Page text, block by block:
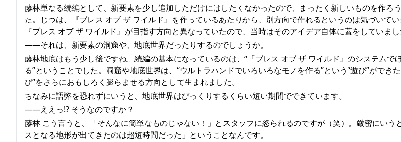
藤林単なる続編として、新要素を少し追加しただけにはしたくなかったので、まったく新しいものを作ろ
た。じつは、『ブレス オブ ザ ワイルド』を作っているあたりから、別方向で作れるというのは気づいて
『ブレス オブ ザ ワイルド』が目指す方向と異なっていたので、当時はそのアイデア自体に蓋をしていまし
――それは、新要素の洞窟や、地底世界だったりするのでしょうか。
藤林地底はもう少し後ですね。続編の基本になっているのは、“『ブレス オブ ザ ワイルド』のシステムで
る”ということでした。洞窟や地底世界は、“ウルトラハンドでいろいろなモノを作る”という“遊び”ができ
び”をさらにおもしろく膨らませる方向として生まれました。
ちなみに語弊を恐れずにいうと、地底世界はびっくりするくらい短い期間でできています。
――ええっ!? そうなのですか？
藤林 こう言うと、「そんなに簡単なものじゃない！」とスタッフに怒られるのですが（笑）。厳密にいう
スとなる地形が出てきたのは超短時間だった」ということなんです。